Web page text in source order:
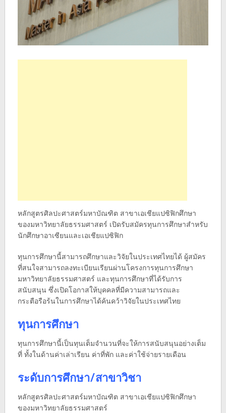
หลักสูตรศิลปะศาสตร์มหาบัณฑิต สาขาเอเชียแปซิฟิกศึกษา
ของมหาวิทยาลัยธรรมศาสตร์ เปิดรับสมัครทุนการศึกษาสำหรับ
นักศึกษาอาเซียนและเอเชียแปซิฟิก
ทุนการศึกษานี้สามารถศึกษาและวิจัยในประเทศไทยได้ ผู้สมัคร
ที่สนใจสามารถลงทะเบียนเรียนผ่านโครงการทุนการศึกษา
มหาวิทยาลัยธรรมศาสตร์ และทุนการศึกษาที่ได้รับการ
สนับสนุน ซึ่งเปิดโอกาสให้บุคคลที่มีความสามารถและ
กระตือรือร้นในการศึกษาได้ค้นคว้าวิจัยในประเทศไทย
ทุนการศึกษา
ทุนการศึกษานี้เป็นทุนเต็มจำนวนที่จะให้การสนับสนุนอย่างเต็ม
ที่ ทั้งในด้านค่าเล่าเรียน ค่าที่พัก และค่าใช้จ่ายรายเดือน
ระดับการศึกษา/สาขาวิชา
หลักสูตรศิลปะศาสตร์มหาบัณฑิต สาขาเอเชียแปซิฟิกศึกษา
ของมหาวิทยาลัยธรรมศาสตร์